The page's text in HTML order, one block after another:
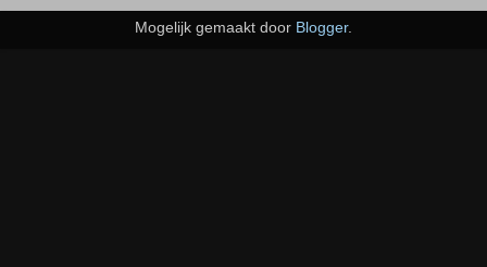
Mogelijk gemaakt door Blogger.